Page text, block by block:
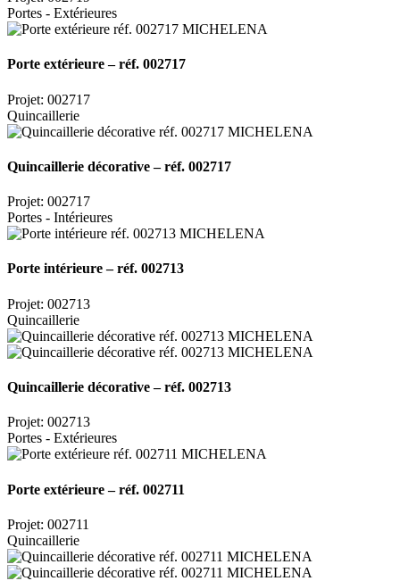
Portes - Extérieures
Porte extérieure – réf. 002717
Projet: 002717
Quincaillerie
Quincaillerie décorative – réf. 002717
Projet: 002717
Portes - Intérieures
Porte intérieure – réf. 002713
Projet: 002713
Quincaillerie
Quincaillerie décorative – réf. 002713
Projet: 002713
Portes - Extérieures
Porte extérieure – réf. 002711
Projet: 002711
Quincaillerie